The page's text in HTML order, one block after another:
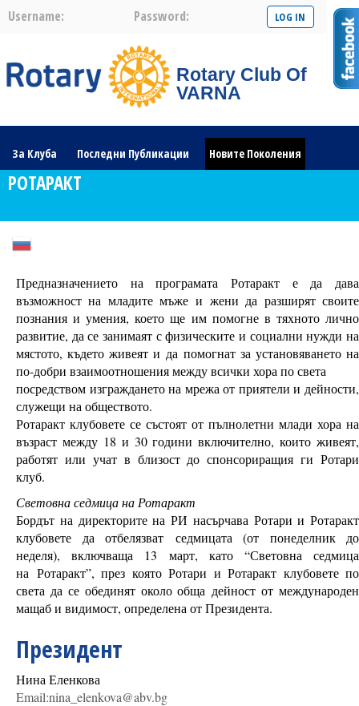
Username: Password:
Rotary Club Of
VARNA
За Клуба Последни Публикации Новите Поколения
РОТАРАКТ
Предназначението на програмата Ротаракт е да дава
възможност на младите мъже и жени да разширят своите
познания и умения, което ще им помогне в тяхното лично
развитие, да се занимаят с физическите и социални нужди на
мястото, където живеят и да помогнат за установяването на
по-добри взаимоотношения между всички хора по света
посредством изграждането на мрежа от приятели и дейности,
служещи на обществото.
Ротаракт клубовете се състоят от пълнолетни млади хора на
възраст между 18 и 30 години включително, които живеят,
работят или учат в близост до спонсориращия ги Ротари
клуб.
Световна седмица на Ротаракт
Бордът на директорите на РИ насърчава Ротари и Ротаракт
клубовете да отбелязват седмицата (от понеделник до
неделя), включваща 13 март, като “Световна седмица
на Ротаракт”, през която Ротари и Ротаракт клубовете по
света да се обединят около обща дейност от международен
мащаб и видимост, определена от Президента.
Президент
Нина Еленкова
Email:nina_elenkova@abv.bg